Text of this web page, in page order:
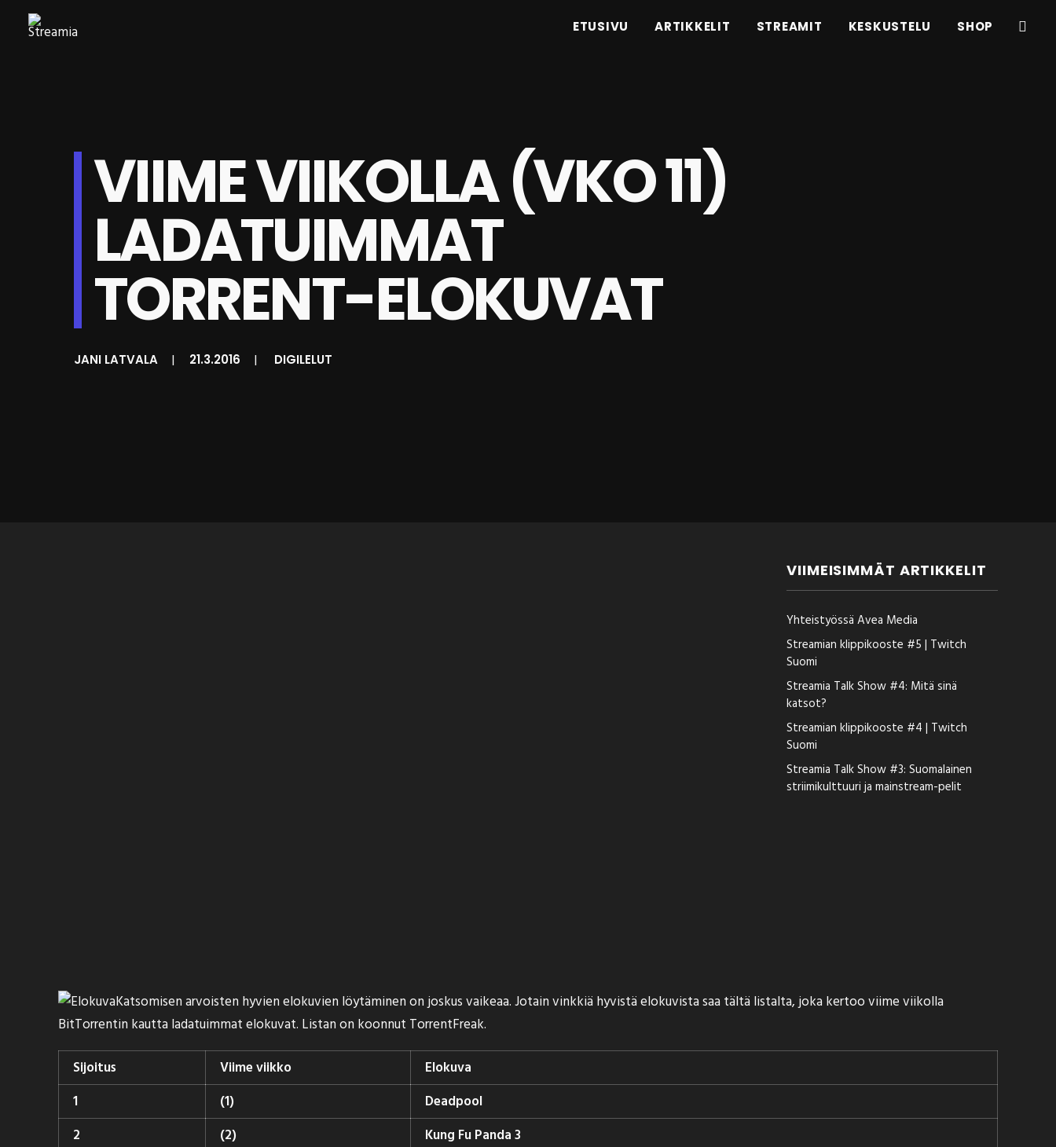
ETUSIVU ARTIKKELIT STREAMIT KESKUSTELU SHOP
VIIME VIIKOLLA (VKO 11)
LADATUIMMAT
TORRENT-ELOKUVAT
JANI LATVALA | 21.3.2016 | DIGILELUT
VIIMEISIMMÄT ARTIKKELIT
Yhteistyössä Avea Media
Streamian klippikooste #5 | Twitch
Suomi
Streamia Talk Show #4: Mitä sinä
katsot?
Streamian klippikooste #4 | Twitch
Suomi
Streamia Talk Show #3: Suomalainen
striimikulttuuri ja mainstream-pelit
Katsomisen arvoisten hyvien elokuvien löytäminen on joskus vaikeaa. Jotain vinkkiä hyvistä elokuvista saa tältä listalta, joka kertoo viime viikolla
BitTorrentin kautta ladatuimmat elokuvat. Listan on koonnut TorrentFreak.
Sijoitus Viime viikko
Elokuva
1
(1)
Deadpool
2
(2)
Kung Fu Panda 3